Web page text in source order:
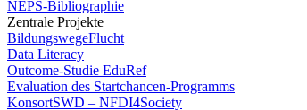
NEPS-Bibliographie
Zentrale Projekte
BildungswegeFlucht
Data Literacy
Outcome-Studie EduRef
Evaluation des Startchancen-Programms
KonsortSWD – NFDI4Society